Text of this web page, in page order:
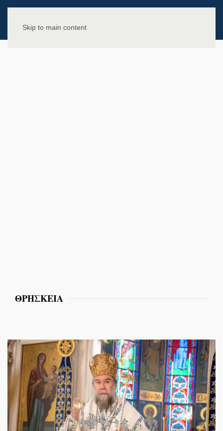
Skip to main content
ΘΡΗΣΚΕΙΑ